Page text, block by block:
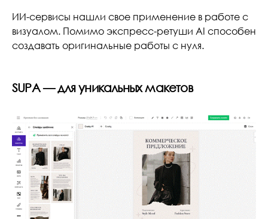
ИИ-сервисы нашли свое применение в работе с
визуалом. Помимо экспресс-ретуши AI способен
создавать оригинальные работы с нуля.
SUPA — для уникальных макетов